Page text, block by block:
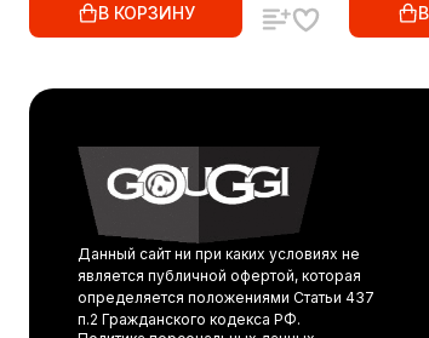
В КОРЗИНУ
Данный сайт ни при каких условиях не
является публичной офертой, которая
определяется положениями Статьи 437
п.2 Гражданского кодекса РФ.